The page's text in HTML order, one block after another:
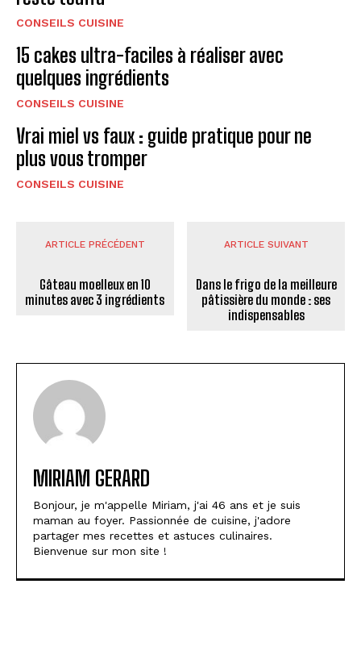
CONSEILS CUISINE
15 cakes ultra-faciles à réaliser avec
quelques ingrédients
CONSEILS CUISINE
Vrai miel vs faux : guide pratique pour ne
plus vous tromper
CONSEILS CUISINE
ARTICLE PRÉCÉDENT
Gâteau moelleux en 10
minutes avec 3 ingrédients
ARTICLE SUIVANT
Dans le frigo de la meilleure
pâtissière du monde : ses
indispensables
MIRIAM GERARD
Bonjour, je m'appelle Miriam, j'ai 46 ans et je suis
maman au foyer. Passionnée de cuisine, j'adore
partager mes recettes et astuces culinaires.
Bienvenue sur mon site !